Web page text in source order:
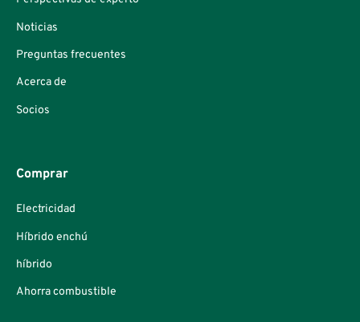
Noticias
Preguntas frecuentes
Acerca de
Socios
Comprar
Electricidad
Híbrido enchú
híbrido
Ahorra combustible